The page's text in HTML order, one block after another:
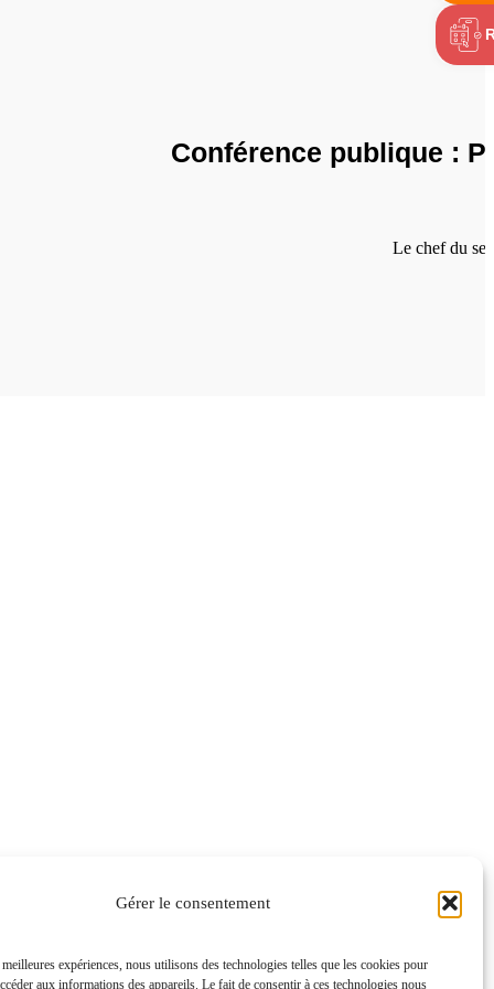
Gérer le consentement
expériences, nous utilisons des technologies telles que les cookies pour
aux informations des appareils. Le fait de consentir à ces technologies nous
Conférence publique :
Le chef du